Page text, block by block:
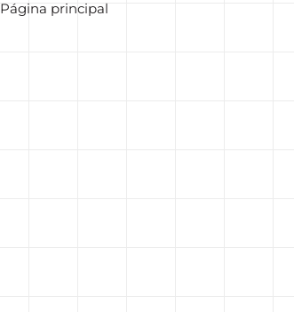
Página principal